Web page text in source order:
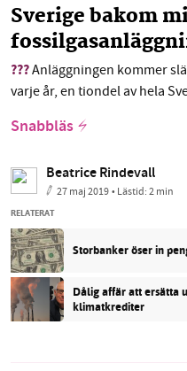
Sverige bakom
???Anläggningen kommer
varje år, en tiondel av hela
Snabbläs
Beatrice Rindevall
27 maj 2019• Lästid:2 min
RELATERAT
Storbanker öser in
Dålig affär att ersätta
klimatkrediter